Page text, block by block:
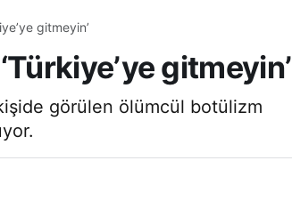
gitmeyin’
gitmeyin’
görülen ölümcül botülizm